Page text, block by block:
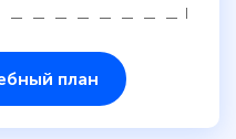
план